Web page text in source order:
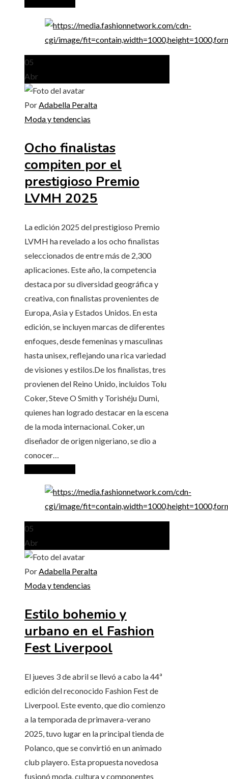
05
Abr
Por Adabella Peralta
Moda y tendencias
Ocho finalistas
compiten por el
prestigioso Premio
LVMH 2025
La edición 2025 del prestigioso Premio
LVMH ha revelado a los ocho finalistas
seleccionados de entre más de 2,300
aplicaciones. Este año, la competencia
destaca por su diversidad geográfica y
creativa, con finalistas provenientes de
Europa, Asia y Estados Unidos. En esta
edición, se incluyen marcas de diferentes
enfoques, desde femeninas y masculinas
hasta unisex, reflejando una rica variedad
de visiones y estilos.De los finalistas, tres
provienen del Reino Unido, incluidos Tolu
Coker, Steve O Smith y Torishéju Dumi,
quienes han logrado destacar en la escena
de la moda internacional. Coker, un
diseñador de origen nigeriano, se dio a
conocer…
05
Abr
Por Adabella Peralta
Moda y tendencias
Estilo bohemio y
urbano en el Fashion
Fest Liverpool
El jueves 3 de abril se llevó a cabo la 44ª
edición del reconocido Fashion Fest de
Liverpool. Este evento, que dio comienzo
a la temporada de primavera-verano
2025, tuvo lugar en la principal tienda de
Polanco, que se convirtió en un animado
club playero. Esta propuesta novedosa
fusionó moda, cultura y componentes